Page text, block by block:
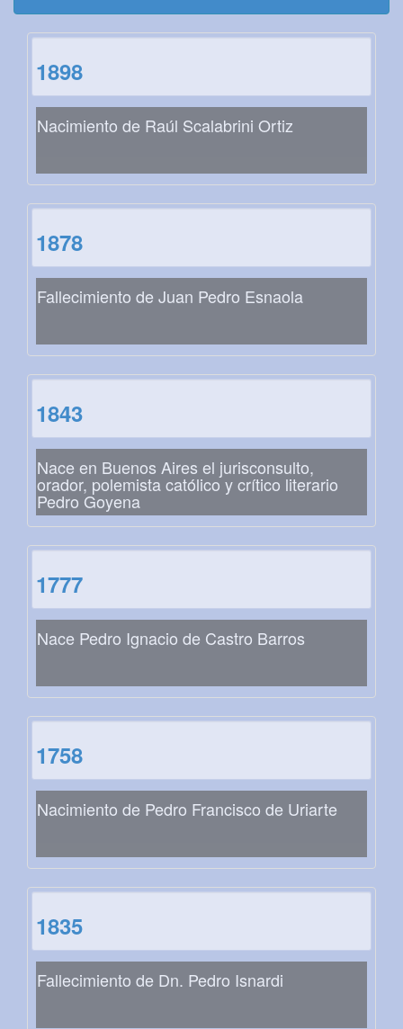
1898
Nacimiento de Raúl Scalabrini Ortiz
1878
Fallecimiento de Juan Pedro Esnaola
1843
Nace en Buenos Aires el jurisconsulto,
orador, polemista católico y crítico literario
Pedro Goyena
1777
Nace Pedro Ignacio de Castro Barros
1758
Nacimiento de Pedro Francisco de Uriarte
1835
Fallecimiento de Dn. Pedro Isnardi